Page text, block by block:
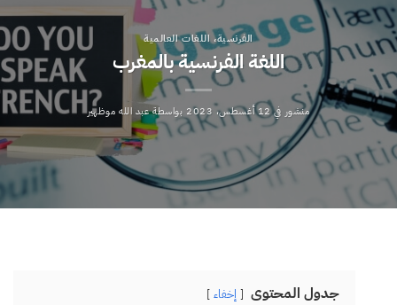
الفرنسية،اللغات العالمية
اللغة الفرنسية بالمغرب
منشور في12 أغسطس، 2023 بواسطةعبد الله موظهير
جدول المحتوى إخفاء